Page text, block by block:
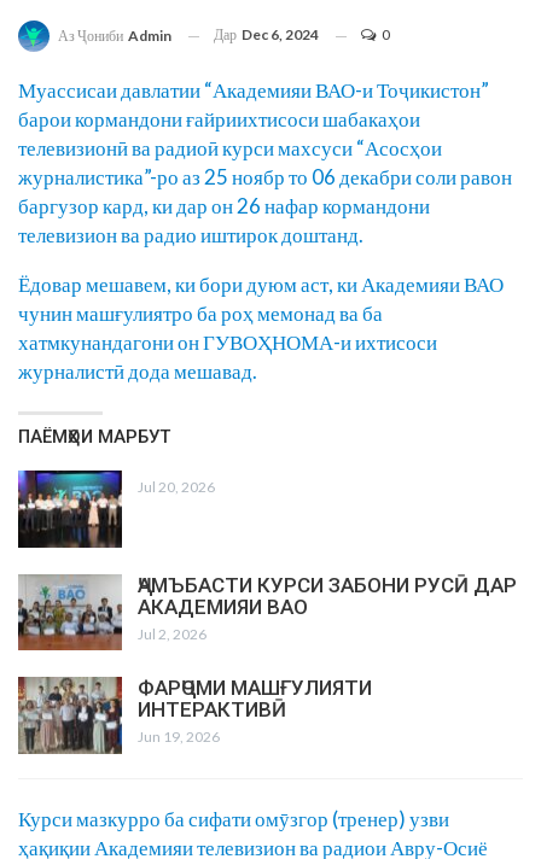
Аз Ҷониби Admin Дар Dec 6, 2024 0
Муассисаи давлатии “Академияи ВАО-и Тоҷикистон”
барои кормандони ғайриихтисоси шабакаҳои
телевизионӣ ва радиоӣ курси махсуси “Асосҳои
журналистика”-ро аз 25 ноябр то 06 декабри соли равон
баргузор кард, ки дар он 26 нафар кормандони
телевизион ва радио иштирок доштанд.
Ёдовар мешавем, ки бори дуюм аст, ки Академияи ВАО
чунин машғулиятро ба роҳ мемонад ва ба
хатмкунандагони он ГУВОҲНОМА-и ихтисоси
журналистӣ дода мешавад.
ПАЁМҲОИ МАРБУТ
Jul 20, 2026
ҶАМЪБАСТИ КУРСИ ЗАБОНИ РУСӢ ДАР
АКАДЕМИЯИ ВАО
Jul 2, 2026
ФАРҶОМИ МАШҒУЛИЯТИ
ИНТЕРАКТИВӢ
Jun 19, 2026
Курси мазкурро ба сифати омӯзгор (тренер) узви
ҳақиқии Академияи телевизион ва радиои Авру-Осиё